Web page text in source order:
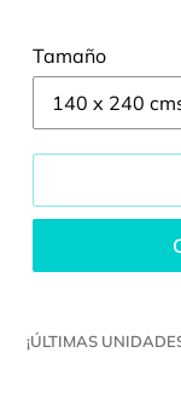
Tamaño
¡ÚLTIMAS